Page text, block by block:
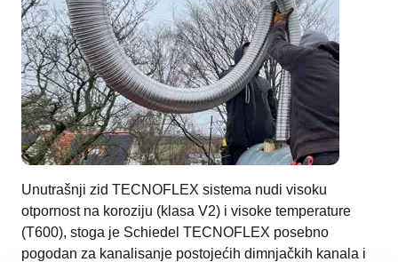
Unutrašnji zid TECNOFLEX sistema nudi visoku
otpornost na koroziju (klasa V2) i visoke temperature
(T600), stoga je Schiedel TECNOFLEX posebno
pogodan za kanalisanje postojećih dimnjačkih kanala i